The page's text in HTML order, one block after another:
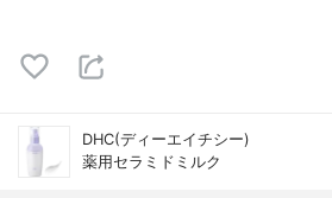
DHC(ディーエイチシー)
薬用セラミドミルク